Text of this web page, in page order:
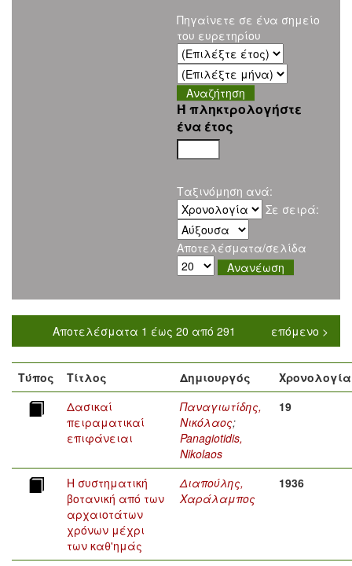
Πηγαίνετε σε ένα σημείο
του ευρετηρίου
Ή πληκτρολογήστε
ένα έτος
Ταξινόμηση ανά:
Σε σειρά:
Αποτελέσματα/σελίδα
Αποτελέσματα 1 έως 20 από 291 επόμενο >
Τύπος Τίτλος Δημιουργός
Χρονολογία
Δασικαί
πειραματικαί
επιφάνειαι
Παναγιωτίδης,
Νικόλαος;
Panagiotidis,
Nikolaos
19
Η συστηματική
βοτανική από των
αρχαιοτάτων
χρόνων μέχρι
των καθ'ημάς
Διαπούλης,
Χαράλαμπος
1936